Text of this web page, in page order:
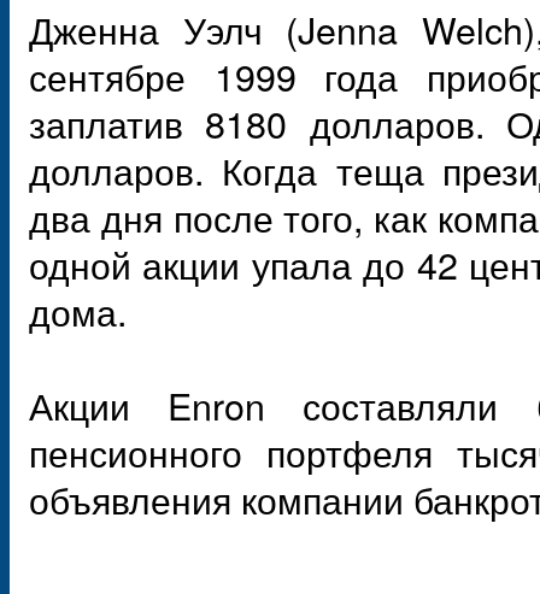
Дженна Уэлч (Jenna
сентябре 1999 года
заплатив 8180 долларов.
долларов. Когда теща
два дня после того, как
одной акции упала до 42
дома.
Акции Enron составляли
пенсионного портфеля
объявления компании